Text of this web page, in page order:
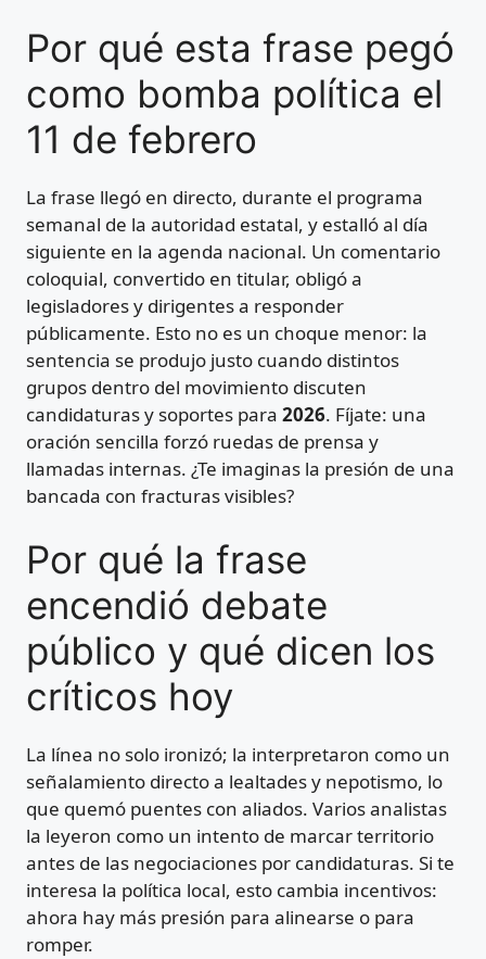
Por qué esta frase pegó
como bomba política el
11 de febrero
La frase llegó en directo, durante el programa
semanal de la autoridad estatal, y estalló al día
siguiente en la agenda nacional. Un comentario
coloquial, convertido en titular, obligó a
legisladores y dirigentes a responder
públicamente. Esto no es un choque menor: la
sentencia se produjo justo cuando distintos
grupos dentro del movimiento discuten
candidaturas y soportes para 2026. Fíjate: una
oración sencilla forzó ruedas de prensa y
llamadas internas. ¿Te imaginas la presión de una
bancada con fracturas visibles?
Por qué la frase
encendió debate
público y qué dicen los
críticos hoy
La línea no solo ironizó; la interpretaron como un
señalamiento directo a lealtades y nepotismo, lo
que quemó puentes con aliados. Varios analistas
la leyeron como un intento de marcar territorio
antes de las negociaciones por candidaturas. Si te
interesa la política local, esto cambia incentivos:
ahora hay más presión para alinearse o para
romper.